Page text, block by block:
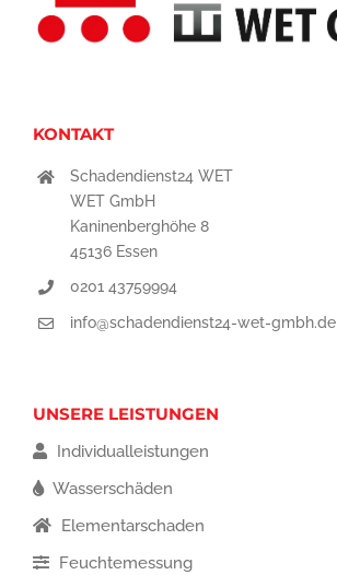
KONTAKT
Schadendienst24 WET
WET GmbH
Kaninenberghöhe 8
45136 Essen
0201 43759994
info@schadendienst24-wet-gmbh.de
UNSERE LEISTUNGEN
Individualleistungen
Wasserschäden
Elementarschaden
Feuchtemessung